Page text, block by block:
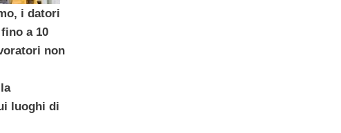
i datori
a 10
non
luoghi di